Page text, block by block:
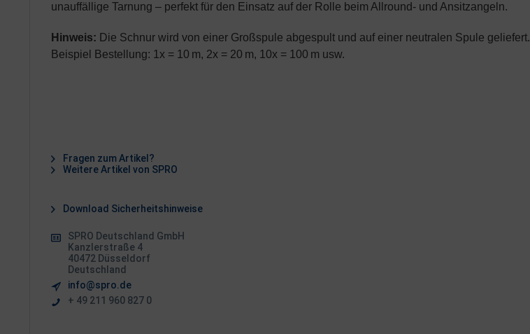
unauffällige Tarnung – perfekt für den Einsatz auf der Rolle beim Allround- und Ansitzangeln.
Hinweis: Die Schnur wird von einer Großspule abgespult und auf einer neutralen Spule geliefert.
Beispiel Bestellung: 1x = 10 m, 2x = 20 m, 10x = 100 m usw.
Fragen zum Artikel?
Weitere Artikel von SPRO
Download Sicherheitshinweise
SPRO Deutschland GmbH
Kanzlerstraße 4
40472 Düsseldorf
Deutschland
info@spro.de
+ 49 211 960 827 0